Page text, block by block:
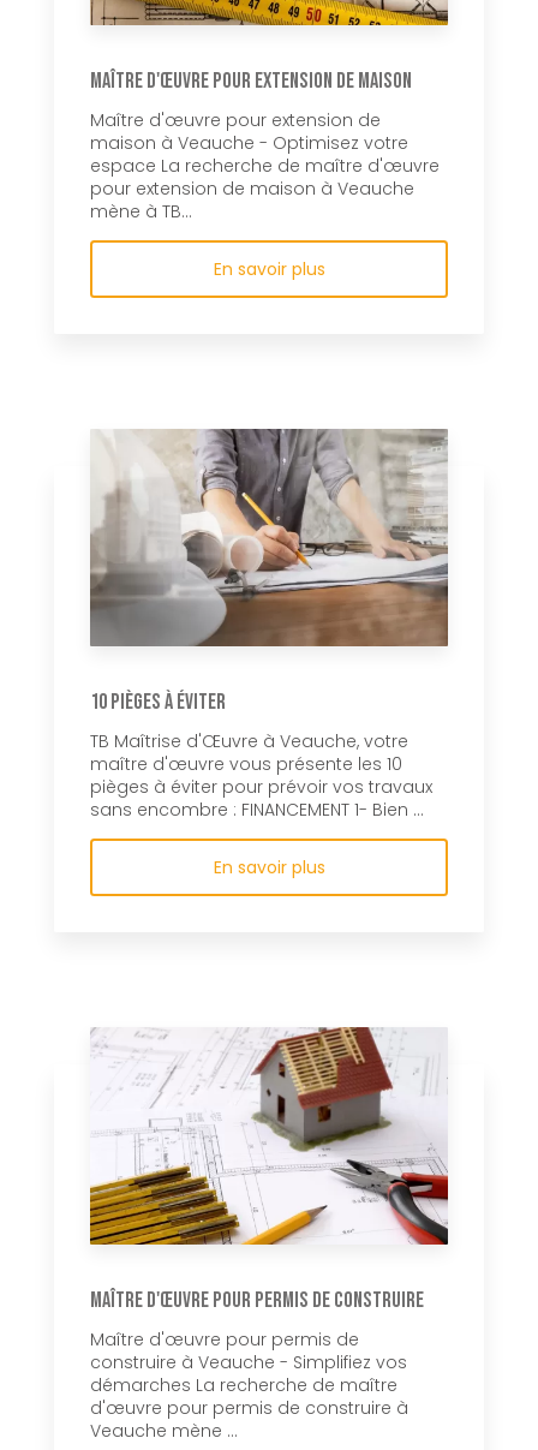
Maître d'œuvre pour extension de maison
Maître d'œuvre pour extension de
maison à Veauche - Optimisez votre
espace La recherche de maître d'œuvre
pour extension de maison à Veauche
mène à TB...
En savoir plus
10 pièges à éviter
TB Maîtrise d'Œuvre à Veauche, votre
maître d'œuvre vous présente les 10
pièges à éviter pour prévoir vos travaux
sans encombre : FINANCEMENT 1- Bien ...
En savoir plus
Maître d'œuvre pour permis de construire
Maître d'œuvre pour permis de
construire à Veauche - Simplifiez vos
démarches La recherche de maître
d'œuvre pour permis de construire à
Veauche mène ...